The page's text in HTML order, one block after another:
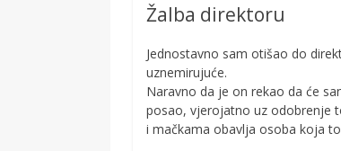
Žalba direktoru
Jednostavno sam otišao do
uznemirujuće.
Naravno da je on rekao da će
posao, vjerojatno uz odobrenje
i mačkama obavlja osoba koja